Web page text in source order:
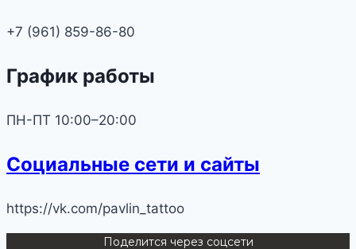
+7 (961) 859-86-80
График работы
ПН-ПТ 10:00–20:00
Социальные сети и сайты
https://vk.com/pavlin_tattoo
Поделится через соцсети